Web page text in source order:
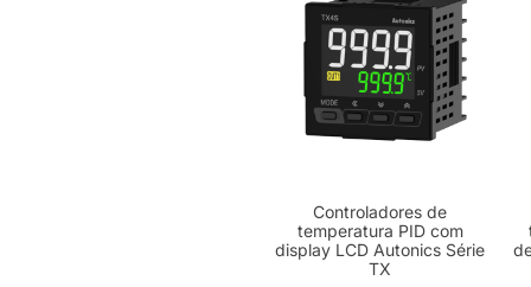
Controladores de
temperatura PID com
display LCD Autonics Série
TX